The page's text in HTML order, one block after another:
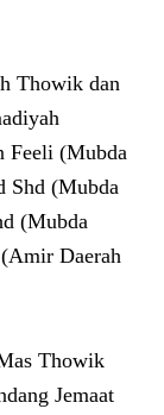
Thowik dan
Feeli (Mubda
Shd (Mubda
(Mubda
Daerah
Thowik
Jemaat